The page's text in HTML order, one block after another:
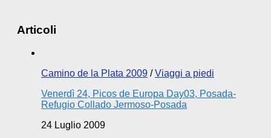
Articoli
Camino de la Plata 2009 /Viaggi a piedi
Venerdì 24, Picos de Europa Day03, Posada-
Refugio Collado Jermoso-Posada
24 Luglio 2009